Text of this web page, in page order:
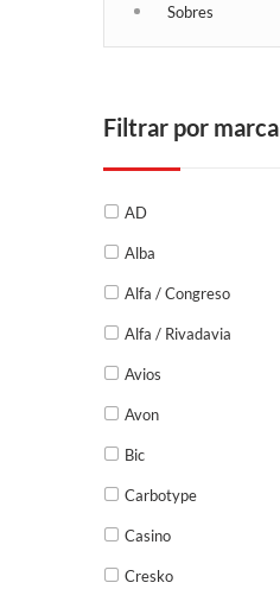
Sobres
Filtrar por marca
AD
Alba
Alfa / Congreso
Alfa / Rivadavia
Avios
Avon
Bic
Carbotype
Casino
Cresko